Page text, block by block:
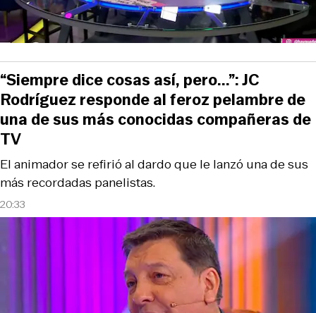
20:33
El animador se refirió al dardo que le lanzó una de sus
más recordadas panelistas.
“Siempre dice cosas así, pero...”: JC
Rodríguez responde al feroz pelambre de
una de sus más conocidas compañeras de
TV